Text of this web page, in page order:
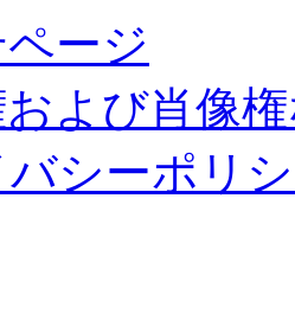
ージ
よび肖像
シーポリ